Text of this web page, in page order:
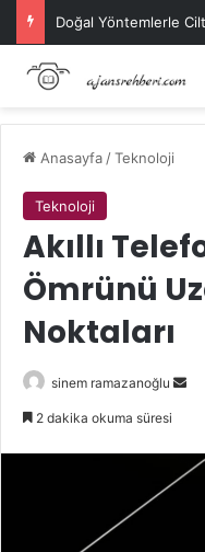
Doğal Yöntemlerle
Anasayfa /Teknoloji
Teknoloji
Akıllı
Ömrünü
Noktaları
sinem ramazanoğlu
Bir
2 dakika okuma süresi